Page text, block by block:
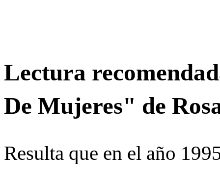
Lectura
De Mujeres" de
Resulta que en el año